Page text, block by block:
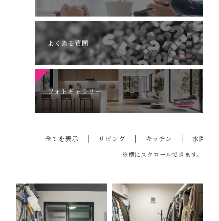
よくある質問
フォトギャラリー
全てを表示 リビング キッチン 水回り
※横にスクロールできます。